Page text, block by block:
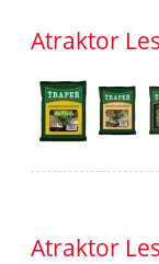
Atraktor
Atraktor